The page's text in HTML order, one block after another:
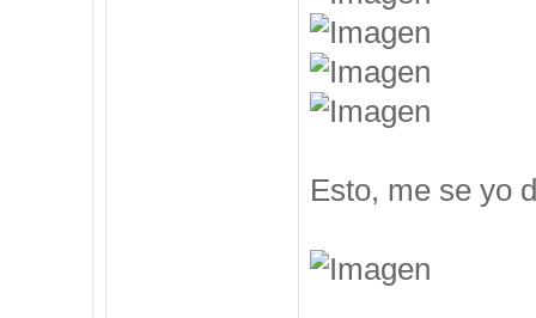
Esto, me se yo